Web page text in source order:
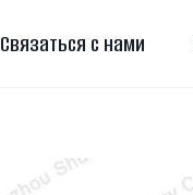
Связаться с нами